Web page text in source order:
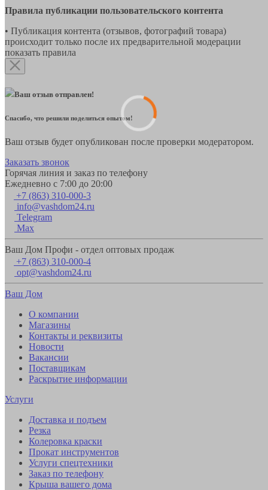
Правила публикации пользовательского контента
• Публикация контента (отзывов, фотографий товара)
происходит только после их предварительной модерации
показать правила
Ваш отзыв отправлен!
Спасибо, что решили поделиться опытом!
Ваш отзыв будет опубликован после проверки модератором.
Заказать звонок
Горячая линия и заказ по телефону
Ежедневно с 7:00 до 20:00
+7 (863) 310-000-3
info@vashdom24.ru
Telegram
Max
Ваш Дом Профи - отдел оптовых продаж
+7 (863) 310-000-4
opt@vashdom24.ru
Ваш Дом
О компании
Магазины
Контакты и реквизиты
Новости
Вакансии
Поставщикам
Раскрытие информации
Услуги
Доставка и подъем
Резка
Колеровка краски
Прокат инструментов
Услуги спецтехники
Заказ по телефону
Крыша вашего дома